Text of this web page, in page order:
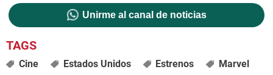
Unirme al canal de noticias
Cine Estados Unidos Estrenos
Marvel